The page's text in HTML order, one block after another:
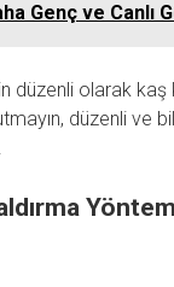
Genç ve Canlı
düzenli olarak
düzenli ve